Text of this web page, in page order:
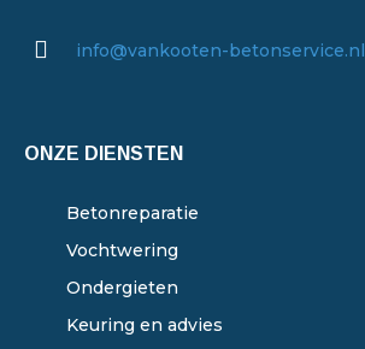
info@vankooten-betonservice.nl
ONZE DIENSTEN
Betonreparatie
Vochtwering
Ondergieten
Keuring en advies